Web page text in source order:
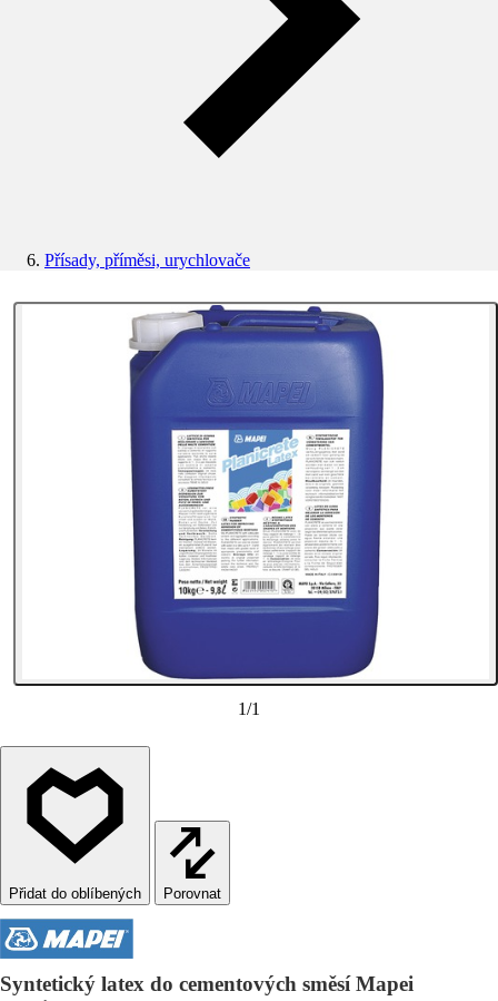
Přísady, příměsi, urychlovače
1/1
Porovnat
Syntetický latex do cementových směsí Mapei